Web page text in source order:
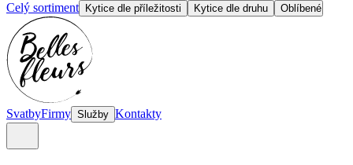
Celý sortiment Kytice dle příležitosti Kytice dle druhu Oblíbené
SvatbyFirmy Služby Kontakty